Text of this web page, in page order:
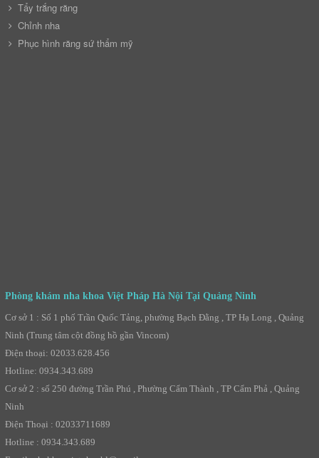
Tẩy trắng răng
Chỉnh nha
Phục hình răng sứ thẩm mỹ
Phòng khám nha khoa Việt Pháp Hà Nội Tại Quảng Ninh
Cơ sở 1 : Số 1 phố Trần Quốc Tảng, phường Bạch Đằng , TP Hạ Long , Quảng
Ninh (Trung tâm cột đồng hồ gần Vincom)
Điện thoại: 02033.628.456
Hotline: 0934.343.689
Cơ sở 2 : số 250 đường Trần Phú , Phường Cẩm Thành , TP Cẩm Phả , Quảng
Ninh
Điện Thoại : 02033711689
Hotline : 0934.343.689